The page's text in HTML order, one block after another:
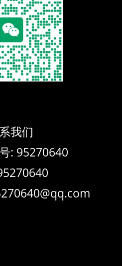
我们
: 95270640